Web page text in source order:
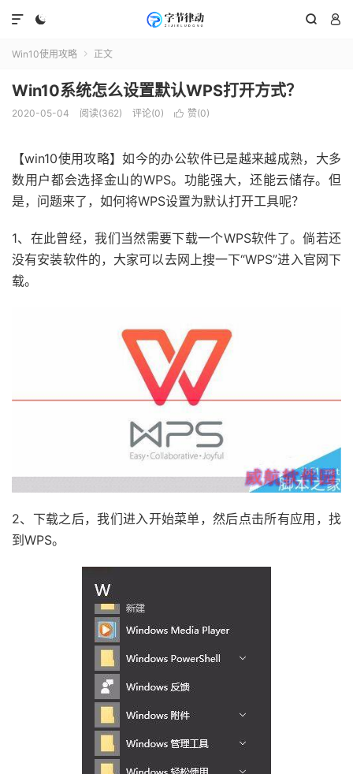
  

Win10使用攻略  正文
Win10系统怎么设置默认WPS打开方式？
2020-05-04 阅读(362) 评论(0)  赞(0)
【win10使用攻略】如今的办公软件已是越来越成熟，大多
数用户都会选择金山的WPS。功能强大，还能云储存。但
是，问题来了，如何将WPS设置为默认打开工具呢？
1、在此曾经，我们当然需要下载一个WPS软件了。倘若还
没有安装软件的，大家可以去网上搜一下“WPS”进入官网下
载。
2、下载之后，我们进入开始菜单，然后点击所有应用，找
到WPS。